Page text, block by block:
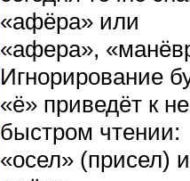
«афёра» или
«афера»,
Игнорирование
«ё» приведёт к
быстром чтении:
«осел» (присел)